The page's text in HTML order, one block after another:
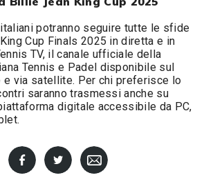
potranno seguire tutte le sfide
Cup Finals 2025 in diretta e in
TV, il canale ufficiale della
Tennis e Padel disponibile sul
via satellite. Per chi preferisce lo
saranno trasmessi anche su
digitale accessibile da PC,